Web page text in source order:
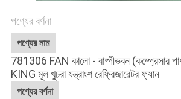
পণ্যের বর্ণনা
পণ্যের নাম
781306 FAN কালো - বাষ্পীভবন (কম্প্রেসার
KING মূল খুচরা যন্ত্রাংশ রেফ্রিজারেটর ফ্যান
পণ্যের বর্ণনা